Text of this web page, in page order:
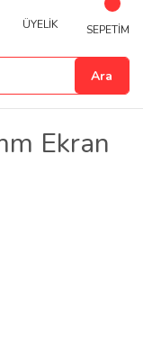
Ara
ÜYELİK SEPETİM
Ekran